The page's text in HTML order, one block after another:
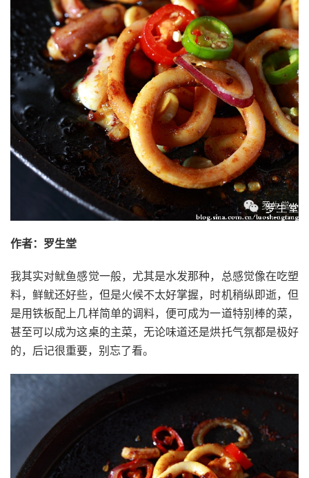
作者：罗生堂
我其实对鱿鱼感觉一般，尤其是水发那种，总感觉像在吃塑
料，鲜鱿还好些，但是火候不太好掌握，时机稍纵即逝，但
是用铁板配上几样简单的调料，便可成为一道特别棒的菜，
甚至可以成为这桌的主菜，无论味道还是烘托气氛都是极好
的，后记很重要，别忘了看。